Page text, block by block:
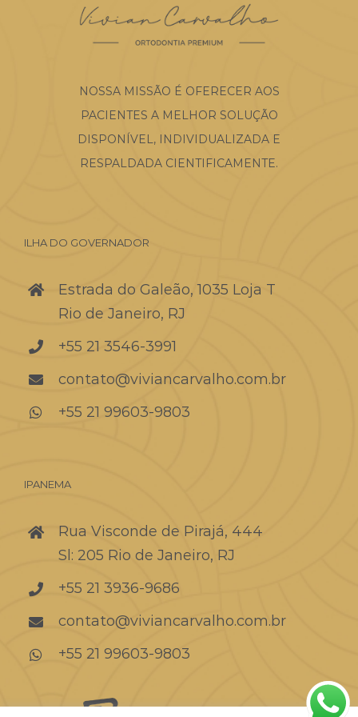
NOSSA MISSÃO É OFERECER AOS
PACIENTES A MELHOR SOLUÇÃO
DISPONÍVEL, INDIVIDUALIZADA E
RESPALDADA CIENTIFICAMENTE.
ILHA DO GOVERNADOR
Estrada do Galeão, 1035 Loja T
Rio de Janeiro, RJ
+55 21 3546-3991
contato@viviancarvalho.com.br
+55 21 99603-9803
IPANEMA
Rua Visconde de Pirajá, 444
Sl: 205 Rio de Janeiro, RJ
+55 21 3936-9686
contato@viviancarvalho.com.br
+55 21 99603-9803
Developed by: